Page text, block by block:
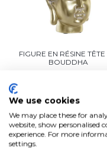
FIGURE EN RÉSINE TÊTE
BOUDDHA
jours ouvrables
Ajouter au panier
We use cookies
We may place these for
website, show personalised
experience. For more
settings.